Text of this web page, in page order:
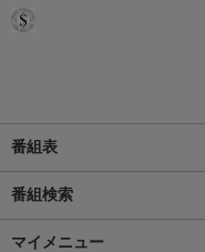
番組表
番組検索
マイメニュー